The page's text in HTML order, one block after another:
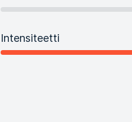
Intensiteetti